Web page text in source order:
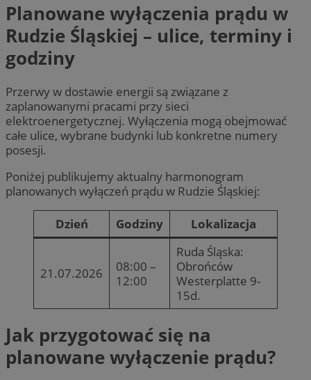
Planowane wyłączenia prądu w
Rudzie Śląskiej – ulice, terminy i
godziny
Przerwy w dostawie energii są związane z
zaplanowanymi pracami przy sieci
elektroenergetycznej. Wyłączenia mogą obejmować
całe ulice, wybrane budynki lub konkretne numery
posesji.
Poniżej publikujemy aktualny harmonogram
planowanych wyłączeń prądu w Rudzie Śląskiej:
Dzień Godziny Lokalizacja
21.07.2026
08:00 –
12:00
Ruda Śląska:
Obrońców
Westerplatte 9-
15d.
Jak przygotować się na
planowane wyłączenie prądu?